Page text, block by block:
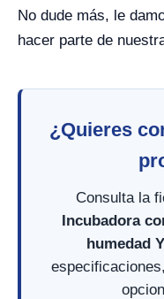
No dude más, le
hacer parte de
¿Quieres
Consulta la
Incubadora
humedad